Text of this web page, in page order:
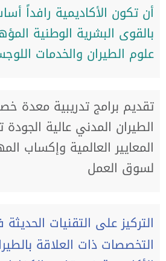
أن تكون الأكاديمية رافداً
بالقوى البشرية الوطنية
علوم الطيران والخدمات
تقديم برامج تدريبية معدة
الطيران المدني عالية
المعايير العالمية وإكساب
لسوق العمل
التركيز على التقنيات
التخصصات ذات العلاقة